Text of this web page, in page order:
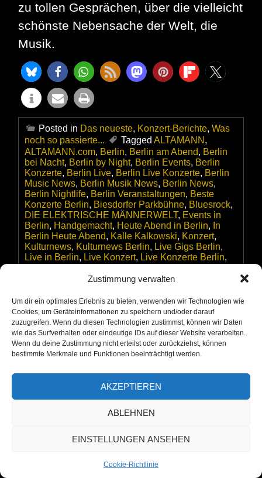
Zustimmung verwalten
Um dir ein optimales Erlebnis zu bieten, verwenden wir Technologien wie
Cookies, um Geräteinformationen zu speichern und/oder darauf
zuzugreifen. Wenn du diesen Technologien zustimmst, können wir Daten
wie das Surfverhalten oder eindeutige IDs auf dieser Website verarbeiten.
Wenn du deine Zustimmung nicht erteilst oder zurückziehst, können
bestimmte Merkmale und Funktionen beeinträchtigt werden.
AKZEPTIEREN
ABLEHNEN
EINSTELLUNGEN ANSEHEN
Cookie-Richtlinie
zu tollen Gesprächen, über die vielleicht
schönste Nebensache der Welt, die
Musik.
Posted in Das neueste, Konzert-Berichte, Was
noch so passierte...
Tagged ALTAMANN ,
ALTAMANN.com, Berlin, Berlin am Abend, Berlin
bei Nacht, Berlin by Night, Berlin Events, Berlin
Konzerte, Berlin Live, Berlin Live Konzerte, Berlin
Music News, Berlin Musik News, Berlin News,
Berlin Nightlife, Berlin Veranstaltungen, Beste
Konzerte Berlin, Biesdorfer Parkbühne, Bluesrock,
DIE ELEKTRISCHE MÄNNERWELT, Events in
Berlin, Handgemacht, Heute Abend in Berlin, In
Berlin Heute Abend, Kalle Kalkowski, Konzert,
Kulturnews, Kulturnews Berlin, Live Gigs Berlin,
Live in Berlin, Live Konzert, Live Konzerte Berlin,
Marzahn-Hellersdorf,Michael Schirmer
Biesdorfer Parkbühne ,QUOTIME,Ralf Trotter
Schmidt,Rhythm & Blues,Rock, Veranstaltungen
Wann spielt welche Band wo, Wann spielt wer in
Berlin,wann spielt wer wo ,Wer spielt wann,Wer
spielt wann wo,Wer spielt wo,Wer spielt wo
ALTAMANN,Wer spielt wo Berlin,wer spielt wo in
Eve
Parkbühne am 23. August 2025